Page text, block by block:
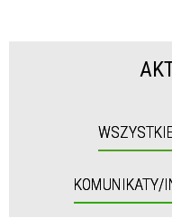
KOMUNIKATY/